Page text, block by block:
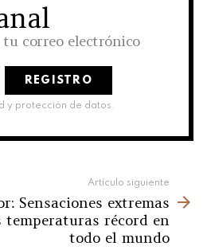
correo electrónico
y protección de datos.
Artículo siguiente
Sensaciones extremas
temperaturas récord en
todo el mundo